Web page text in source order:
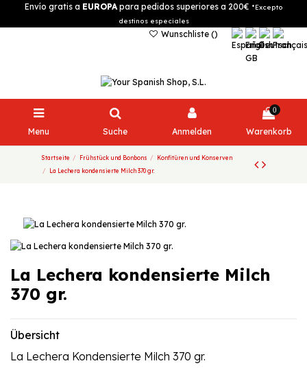
Envío gratis a EUROPApara pedidos superiores a 200€ *Excepto
destinos especiales
Wunschliste ()
Menu Suche Anmelden
0
Warenkorb
Startseite Frühstück und Bonbons
Konfitüren und Konserven
La Lechera kondensierte Milch 370 gr.
La Lechera kondensierte Milch
370 gr.
Übersicht
La Lechera Kondensierte Milch 370 gr.